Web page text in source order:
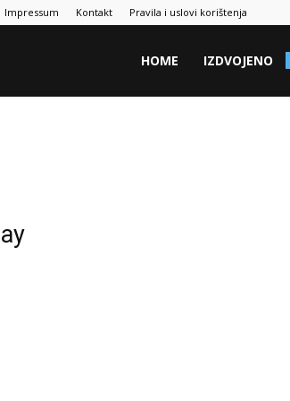
Impressum Kontakt Pravila i uslovi korištenja
HOME IZDVOJENO